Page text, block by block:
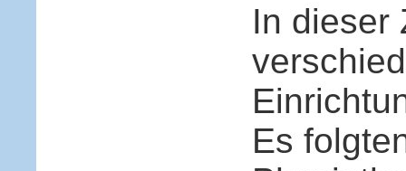
In dieser
Es